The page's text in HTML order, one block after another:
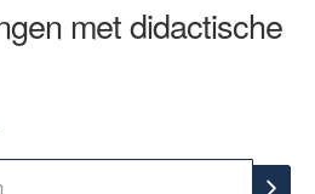
met didactische